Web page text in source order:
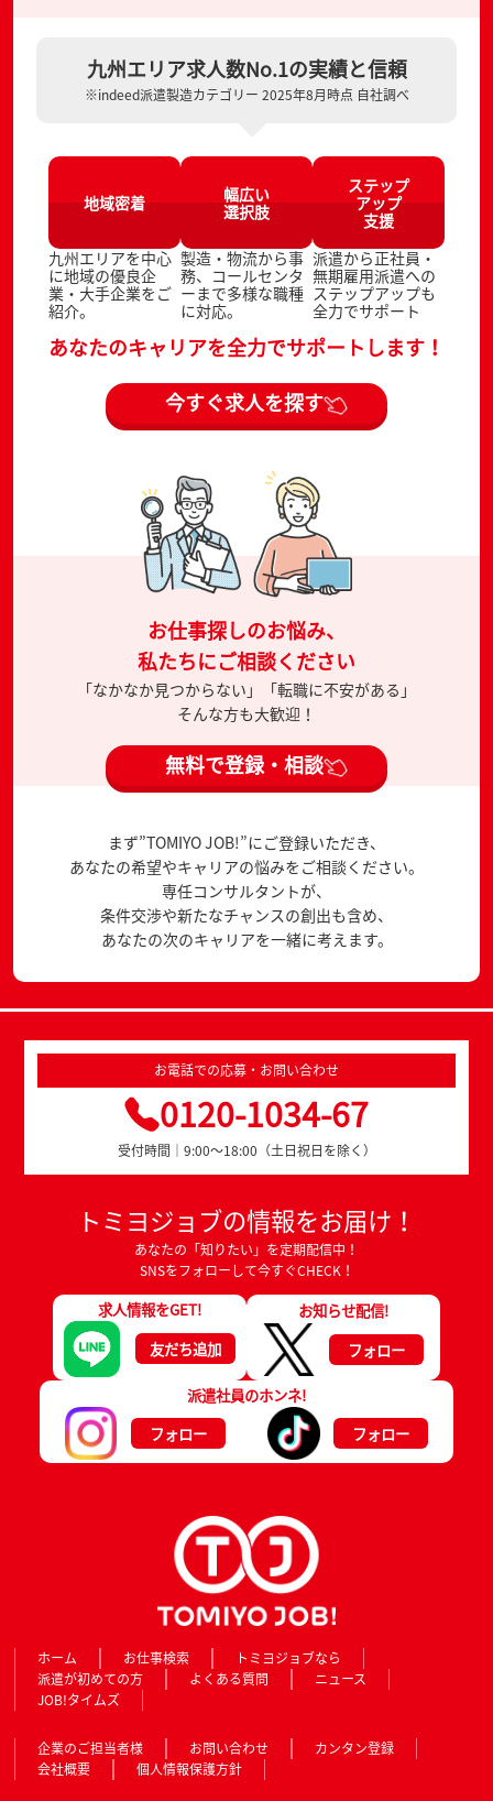
九州エリア求人数No.1の実績と信頼
※indeed派遣製造カテゴリー 2025年8月時点 自社調べ
地域密着
九州エリアを中心
に地域の優良企
業・大手企業をご
紹介。
幅広い
選択肢
製造・物流から事
務、コールセンタ
ーまで多様な職種
に対応。
ステップ
アップ
支援
派遣から正社員・
無期雇用派遣への
ステップアップも
全力でサポート
あなたのキャリアを全力でサポートします！
今すぐ求人を探す
お仕事探しのお悩み、
私たちにご相談ください
「なかなか見つからない」「転職に不安がある」
そんな方も大歓迎！
無料で登録・相談
まず”TOMIYO JOB!”にご登録いただき、
あなたの希望やキャリアの悩みをご相談ください。
専任コンサルタントが、
条件交渉や新たなチャンスの創出も含め、
あなたの次のキャリアを一緒に考えます。
お電話での応募・お問い合わせ
0120-1034-67
受付時間｜9:00～18:00（土日祝日を除く）
トミヨジョブの情報をお届け！
あなたの「知りたい」を定期配信中！
SNSをフォローして今すぐCHECK！
求人情報をGET!
友だち追加
お知らせ配信!
フォロー
派遣社員のホンネ!
フォロー
フォロー
ホーム お仕事検索
トミヨジョブなら
派遣が初めての方
よくある質問
ニュース
JOB!タイムズ
企業のご担当者様 お問い合わせ
カンタン登録
会社概要
個人情報保護方針